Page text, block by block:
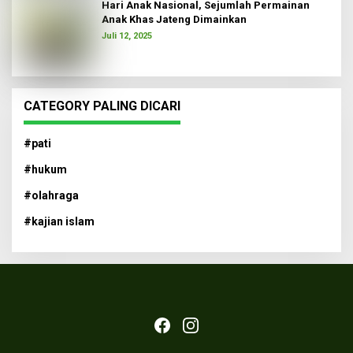
Hari Anak Nasional, Sejumlah Permainan
Anak Khas Jateng Dimainkan
Juli 12, 2025
CATEGORY PALING DICARI
#pati
#hukum
#olahraga
#kajian islam